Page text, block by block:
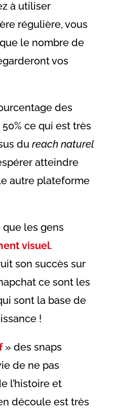
à utiliser
régulière, vous
le nombre de
vos
des
ce qui est très
du reach naturel
atteindre
autre plateforme
les gens
visuel.
son succès sur
ce sont les
sont la base de
!
» des snaps
de ne pas
l’histoire et
découle est très